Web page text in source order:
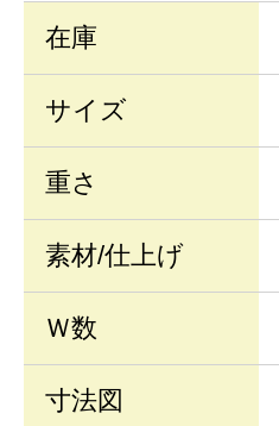
在庫
サイズ
重さ
素材/仕上げ
Ｗ数
寸法図